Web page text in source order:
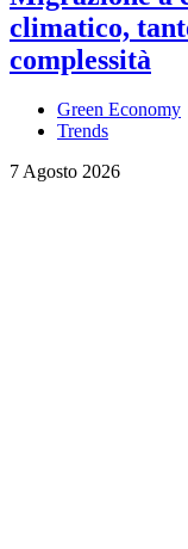
climatico,
complessità
Green Economy
Trends
7 Agosto 2026